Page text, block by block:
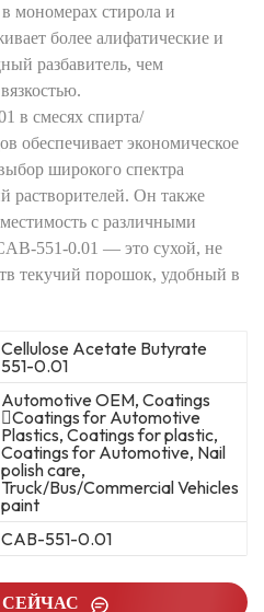
в мономерах стирола и
более алифатические и
разбавитель, чем
в смесях спирта/
обеспечивает экономическое
широкого спектра
растворителей. Он также
с различными
551-0.01 — это сухой, не
текучий порошок, удобный в
Cellulose Acetate Butyrate
551-0.01
Automotive OEM, Coatings
Coatings for Automotive
Plastics, Coatings for plastic,
Coatings for Automotive, Nail
polish care,
Truck/Bus/Commercial Vehicles
paint
CAB-551-0.01
СЕЙЧАС